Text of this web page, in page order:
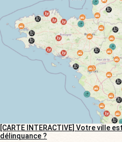
[CARTE INTERACTIVE] Votre ville
délinquance ?